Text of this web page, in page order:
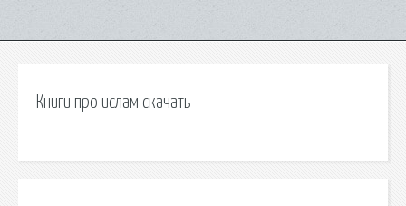
Книги про ислам скачать